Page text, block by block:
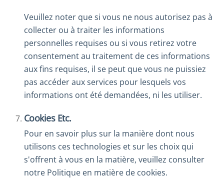
Veuillez noter que si vous ne nous autorisez pas à
collecter ou à traiter les informations
personnelles requises ou si vous retirez votre
consentement au traitement de ces informations
aux fins requises, il se peut que vous ne puissiez
pas accéder aux services pour lesquels vos
informations ont été demandées, ni les utiliser.
Cookies Etc.
Pour en savoir plus sur la manière dont nous
utilisons ces technologies et sur les choix qui
s'offrent à vous en la matière, veuillez consulter
notre Politique en matière de cookies.